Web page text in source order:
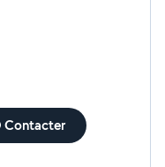
Contacter